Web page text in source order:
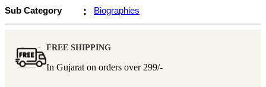
Sub Category
: Biographies
FREE SHIPPING
In Gujarat on orders over 299/-